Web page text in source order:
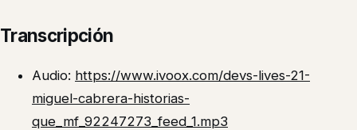
Transcripción
Audio: https://www.ivoox.com/devs-lives-21-
miguel-cabrera-historias-
que_mf_92247273_feed_1.mp3